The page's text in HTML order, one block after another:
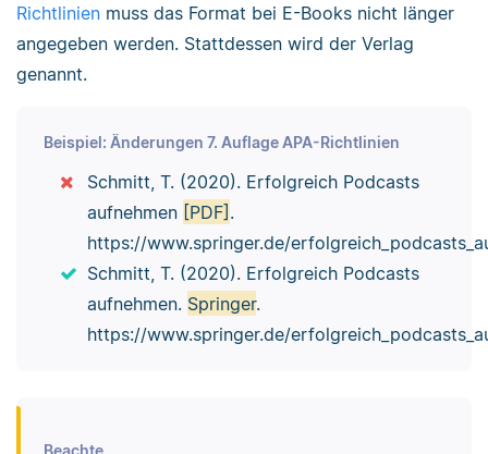
Richtlinien muss das Format bei E-Books nicht länger
angegeben werden. Stattdessen wird der Verlag
genannt.
Beispiel: Änderungen 7. Auflage APA-Richtlinien
Schmitt, T. (2020). Erfolgreich Podcasts
aufnehmen [PDF] .
https://www.springer.de/
Schmitt, T. (2020). Erfolgreich Podcasts
aufnehmen. Springer.
https://www.springer.de/